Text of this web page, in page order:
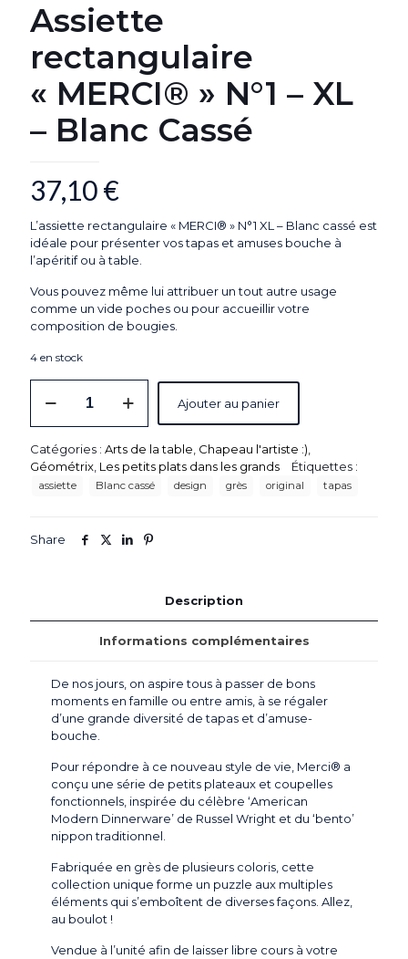
Assiette
rectangulaire
« MERCI® » N°1 – XL
– Blanc Cassé
37,10€
L’assiette rectangulaire « MERCI® » N°1 XL – Blanc cassé est
idéale pour présenter vos tapas et amuses bouche à
l’apéritif ou à table.
Vous pouvez même lui attribuer un tout autre usage
comme un vide poches ou pour accueillir votre
composition de bougies.
4 en stock
"MERCI®"
N°1
Blanc
Ajouter au panier
Catégories : Arts de la table Chapeau l'artiste :)
Géométrix Les petits plats dans les grands Étiquettes :
assiette Blanc cassé design grès original tapas
Share
Description
Informations complémentaires
De nos jours, on aspire tous à passer de bons
moments en famille ou entre amis, à se régaler
d’une grande diversité de tapas et d’amuse-
bouche.
Pour répondre à ce nouveau style de vie, Merci® a
conçu une série de petits plateaux et coupelles
fonctionnels, inspirée du célèbre ‘American
Modern Dinnerware’ de Russel Wright et du ‘bento’
nippon traditionnel.
Fabriquée en grès de plusieurs coloris, cette
collection unique forme un puzzle aux multiples
éléments qui s’emboîtent de diverses façons. Allez,
au boulot !
Vendue à l’unité afin de laisser libre cours à votre